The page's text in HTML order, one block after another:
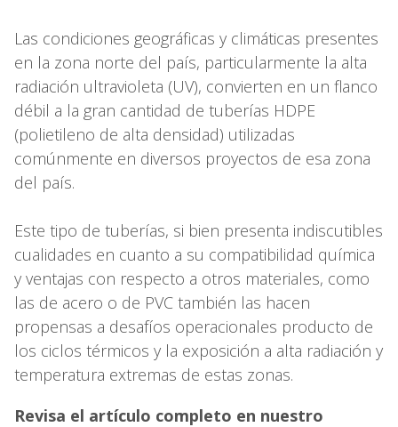
Las condiciones geográficas y climáticas presentes
en la zona norte del país, particularmente la alta
radiación ultravioleta (UV), convierten en un flanco
débil a la gran cantidad de tuberías HDPE
(polietileno de alta densidad) utilizadas
comúnmente en diversos proyectos de esa zona
del país.
Este tipo de tuberías, si bien presenta indiscutibles
cualidades en cuanto a su compatibilidad química
y ventajas con respecto a otros materiales, como
las de acero o de PVC también las hacen
propensas a desafíos operacionales producto de
los ciclos térmicos y la exposición a alta radiación y
temperatura extremas de estas zonas.
Revisa el artículo completo en nuestro